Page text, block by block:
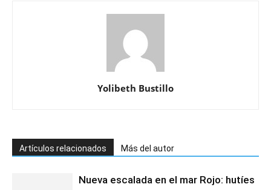
Yolibeth Bustillo
Artículos relacionados Más del autor
Nueva escalada en el mar Rojo: hutíes